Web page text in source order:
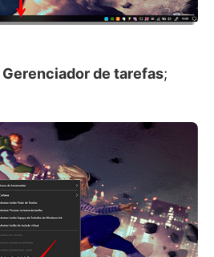
Gerenciador de tarefas;